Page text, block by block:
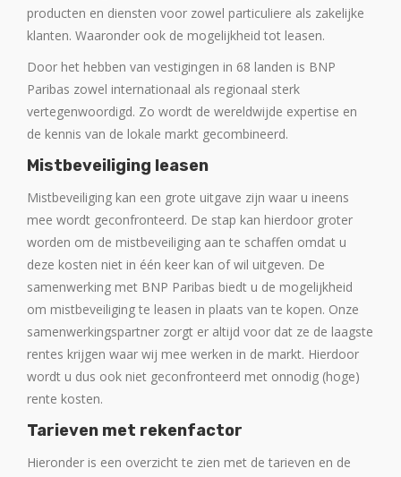
producten en diensten voor zowel particuliere als zakelijke
klanten. Waaronder ook de mogelijkheid tot leasen.
Door het hebben van vestigingen in 68 landen is BNP
Paribas zowel internationaal als regionaal sterk
vertegenwoordigd. Zo wordt de wereldwijde expertise en
de kennis van de lokale markt gecombineerd.
Mistbeveiliging leasen
Mistbeveiliging kan een grote uitgave zijn waar u ineens
mee wordt geconfronteerd. De stap kan hierdoor groter
worden om de mistbeveiliging aan te schaffen omdat u
deze kosten niet in één keer kan of wil uitgeven. De
samenwerking met BNP Paribas biedt u de mogelijkheid
om mistbeveiliging te leasen in plaats van te kopen. Onze
samenwerkingspartner zorgt er altijd voor dat ze de laagste
rentes krijgen waar wij mee werken in de markt. Hierdoor
wordt u dus ook niet geconfronteerd met onnodig (hoge)
rente kosten.
Tarieven met rekenfactor
Hieronder is een overzicht te zien met de tarieven en de